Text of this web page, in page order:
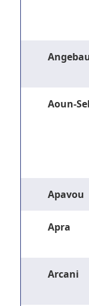
Aoun-
Apavou
Apra
Arcani